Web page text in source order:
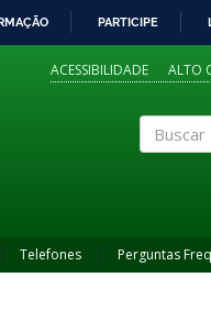
PARTICIPE
ACESSIBILIDADE ALTO
Telefones Perguntas